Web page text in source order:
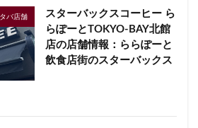
バ店舗
スターバックスコーヒー ら
らぽーとTOKYO-BAY北館
店の店舗情報：ららぽーと
飲食店街のスターバックス